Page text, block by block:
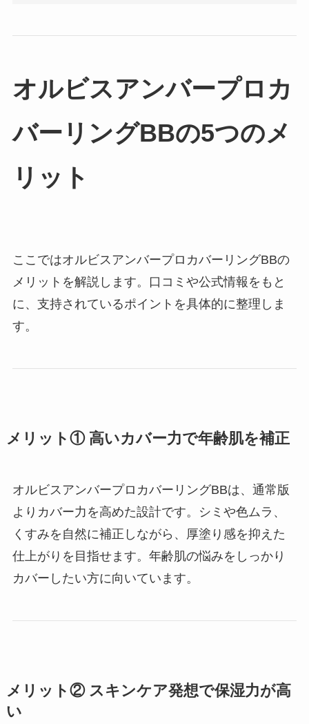
オルビスアンバープロカ
バーリングBBの5つのメ
リット
ここではオルビスアンバープロカバーリングBBの
メリットを解説します。口コミや公式情報をもと
に、支持されているポイントを具体的に整理しま
す。
メリット① 高いカバー力で年齢肌を補正
オルビスアンバープロカバーリングBBは、通常版
よりカバー力を高めた設計です。シミや色ムラ、
くすみを自然に補正しながら、厚塗り感を抑えた
仕上がりを目指せます。年齢肌の悩みをしっかり
カバーしたい方に向いています。
メリット② スキンケア発想で保湿力が高
い